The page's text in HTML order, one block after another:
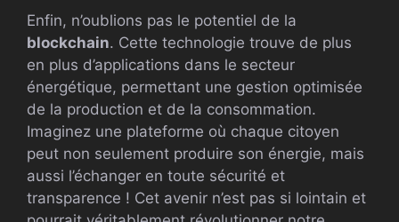
Enfin, n’oublions pas le potentiel de la
blockchain. Cette technologie trouve de plus
en plus d’applications dans le secteur
énergétique, permettant une gestion optimisée
de la production et de la consommation.
Imaginez une plateforme où chaque citoyen
peut non seulement produire son énergie, mais
aussi l’échanger en toute sécurité et
transparence ! Cet avenir n’est pas si lointain et